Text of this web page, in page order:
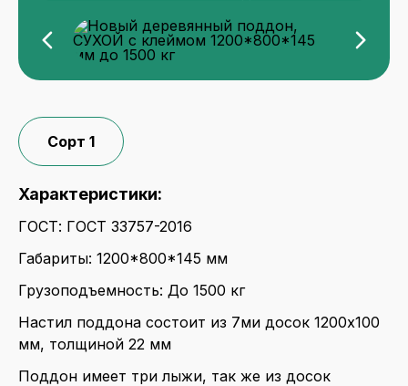
Сорт 1
Характеристики:
ГОСТ: ГОСТ 33757-2016
Габариты: 1200*800*145 мм
Грузоподъемность: До 1500 кг
Настил поддона состоит из 7ми досок 1200x100
мм, толщиной 22 мм
Поддон имеет три лыжи, так же из досок